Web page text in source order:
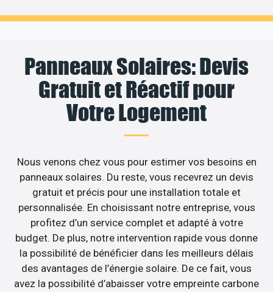
Panneaux Solaires: Devis
Gratuit et Réactif pour
Votre Logement
Nous venons chez vous pour estimer vos besoins en
panneaux solaires. Du reste, vous recevrez un devis
gratuit et précis pour une installation totale et
personnalisée. En choisissant notre entreprise, vous
profitez d’un service complet et adapté à votre
budget. De plus, notre intervention rapide vous donne
la possibilité de bénéficier dans les meilleurs délais
des avantages de l’énergie solaire. De ce fait, vous
avez la possibilité d’abaisser votre empreinte carbone